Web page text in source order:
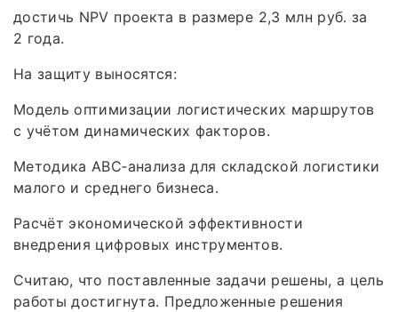
достичь NPV проекта в размере 2,3 млн руб. за
2 года.
На защиту выносятся:
Модель оптимизации логистических маршрутов
с учётом динамических факторов.
Методика ABC‑анализа для складской логистики
малого и среднего бизнеса.
Расчёт экономической эффективности
внедрения цифровых инструментов.
Считаю, что поставленные задачи решены, а цель
работы достигнута. Предложенные решения